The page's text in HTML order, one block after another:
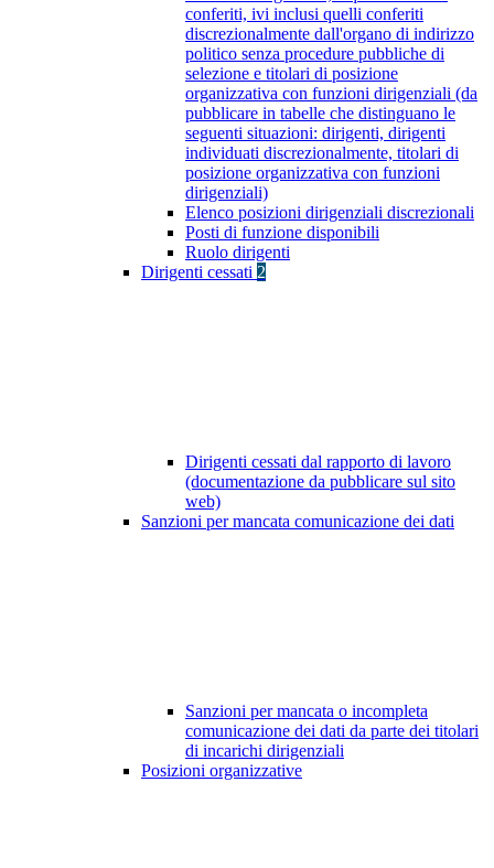
conferiti, ivi inclusi quelli conferiti
discrezionalmente dall'organo di indirizzo
politico senza procedure pubbliche di
selezione e titolari di posizione
organizzativa con funzioni dirigenziali (da
pubblicare in tabelle che distinguano le
seguenti situazioni: dirigenti, dirigenti
individuati discrezionalmente, titolari di
posizione organizzativa con funzioni
dirigenziali)
Elenco posizioni dirigenziali discrezionali
Posti di funzione disponibili
Ruolo dirigenti
Dirigenti cessati 2
Dirigenti cessati dal rapporto di lavoro
(documentazione da pubblicare sul sito
web)
Sanzioni per mancata comunicazione dei dati
Sanzioni per mancata o incompleta
comunicazione dei dati da parte dei titolari
di incarichi dirigenziali
Posizioni organizzative